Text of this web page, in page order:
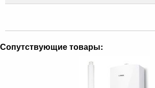
Сопутствующие товары: